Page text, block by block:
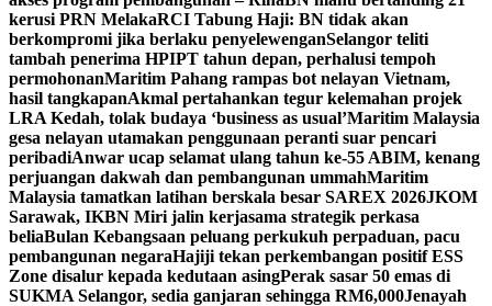
kerusi PRN MelakaRCI Tabung Haji: BN tidak akan
berkompromi jika berlaku penyelewenganSelangor teliti
tambah penerima HPIPT tahun depan, perhalusi tempoh
permohonanMaritim Pahang rampas bot nelayan Vietnam,
hasil tangkapanAkmal pertahankan tegur kelemahan projek
LRA Kedah, tolak budaya ‘business as usual’Maritim Malaysia
gesa nelayan utamakan penggunaan peranti suar pencari
peribadiAnwar ucap selamat ulang tahun ke-55 ABIM, kenang
perjuangan dakwah dan pembangunan ummahMaritim
Malaysia tamatkan latihan berskala besar SAREX 2026JKOM
Sarawak, IKBN Miri jalin kerjasama strategik perkasa
beliaBulan Kebangsaan peluang perkukuh perpaduan, pacu
pembangunan negaraHajiji tekan perkembangan positif ESS
Zone disalur kepada kedutaan asingPerak sasar 50 emas di
SUKMA Selangor, sedia ganjaran sehingga RM6,000Jenayah